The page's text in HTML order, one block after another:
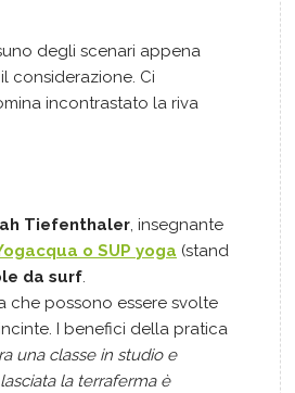
degli scenari appena
considerazione. Ci
incontrastato la riva
Tiefenthaler, insegnante
o SUP yoga (stand
da surf.
che possono essere svolte
I benefici della pratica
una classe in studio e
la terraferma è